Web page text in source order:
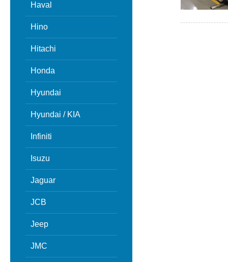
Haval
Hino
Hitachi
Honda
Hyundai
Hyundai / KIA
Infiniti
Isuzu
Jaguar
JCB
Jeep
JMC